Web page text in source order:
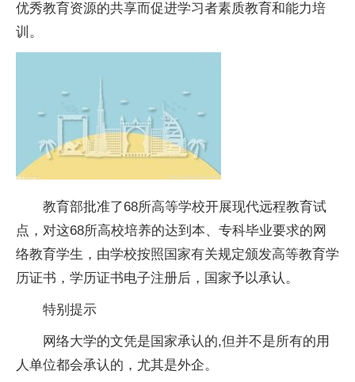
优秀教育资源的共享而促进学习者素质教育和能力培
训。
教育部批准了68所高等学校开展现代远程教育试
点，对这68所高校培养的达到本、专科毕业要求的网
络教育学生，由学校按照 国家有关规定颁发高等教育学
历证书，学历证书电子注册后， 国家予以承认。
特别提示
网络大学的文凭是国家承认的,但并不是所有的用
人单位都会承认的，尤其是外企。